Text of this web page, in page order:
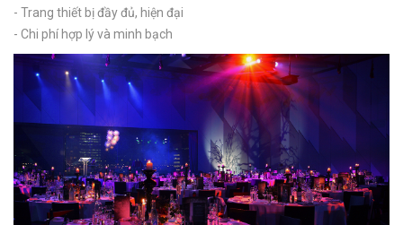
- Trang thiết bị đầy đủ, hiện đại
- Chi phí hợp lý và minh bạch